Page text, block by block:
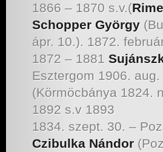
1866 – 1870 s.v.(
Schopper György
ápr. 10.). 1872.
1872 – 1881
Esztergom 1906.
(Körmöcbánya 1824.
1892 s.v
1834. szept. 30. –
Czibulka Nándor